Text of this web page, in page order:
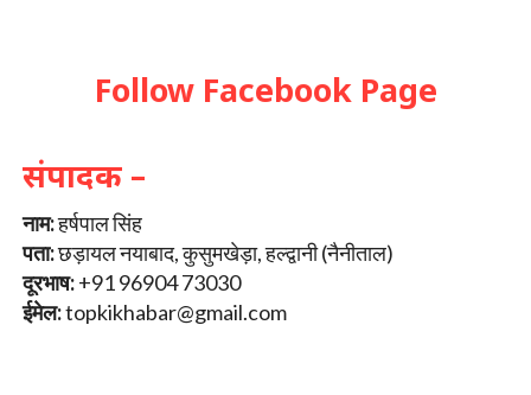
Follow Facebook Page
संपादक –
नाम:हर्षपाल सिंह
पता:छड़ायल नयाबाद, कुसुमखेड़ा, हल्द्वानी (नैनीताल)
दूरभाष:+91 96904 73030
ईमेल:topkikhabar@gmail.com